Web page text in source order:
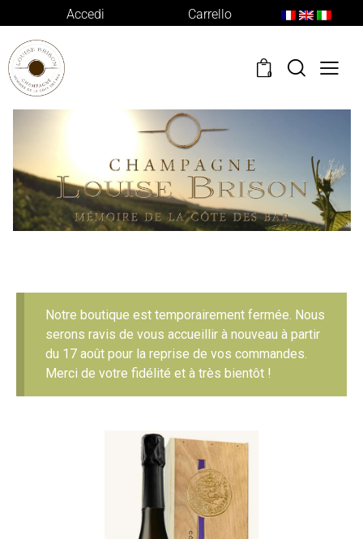
Accedi Carrello
0
Notre boutique est temporairement fermée. Nous
serons ravis de vous accueillir à nouveau à partir
du 17 août pour la reprise de vos commandes.
Merci de votre fidélité et à très bientôt !